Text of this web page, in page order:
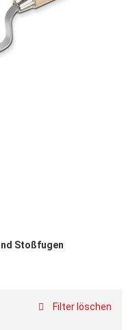
Stoßfugen
Filter löschen